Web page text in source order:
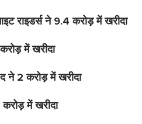
राइडर्स ने 9.4 करोड़ में खरीदा
में खरीदा
ने 2 करोड़ में खरीदा
में खरीदा